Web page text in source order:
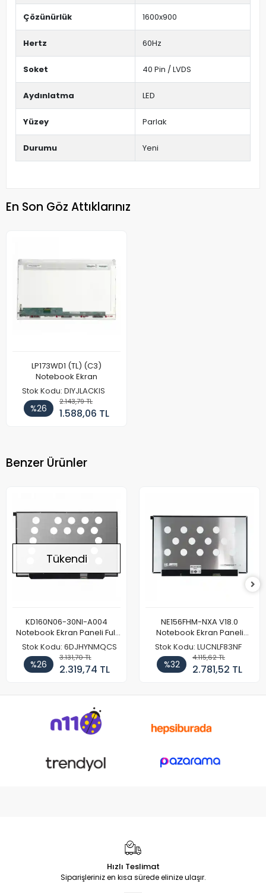
Çözünürlük 1600x900
Hertz 60Hz
Soket 40 Pin / LVDS
Aydınlatma LED
Yüzey Parlak
Durumu Yeni
En Son Göz Attıklarınız
LP173WD1 (TL) (C3)
Notebook Ekran
Stok Kodu: DIYJLACKIS
%26
2.143,79 TL
1.588,06 TL
Benzer Ürünler
Tükendi
KD160N06-30NI-A004
Notebook Ekran Paneli Full
HD
Stok Kodu: 6DJHYNMQCS
%26
3.131,70 TL
2.319,74 TL
NE156FHM-NXA V18.0
Notebook Ekran Paneli
144Hz
Stok Kodu: LUCNLF83NF
%32
4.115,62 TL
2.781,52 TL
Hızlı Teslimat
Siparişleriniz en kısa sürede elinize ulaşır.